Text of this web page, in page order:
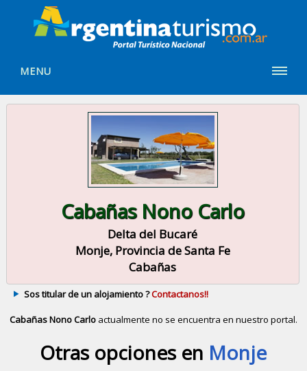
MENU
Cabañas Nono Carlo
Delta del Bucaré
Monje, Provincia de Santa Fe
Cabañas
Sos titular de un alojamiento ?Contactanos!!
Cabañas Nono Carloactualmente no se encuentra en nuestro portal.
Otras opciones en Monje